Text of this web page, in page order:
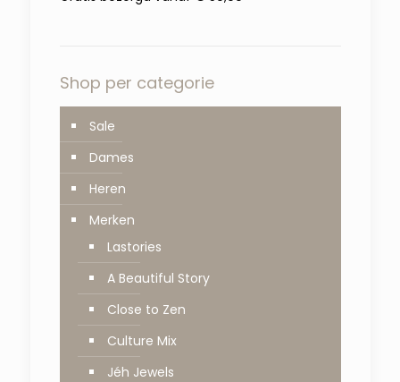
Shop per categorie
Sale
Dames
Heren
Merken
Lastories
A Beautiful Story
Close to Zen
Culture Mix
Jéh Jewels